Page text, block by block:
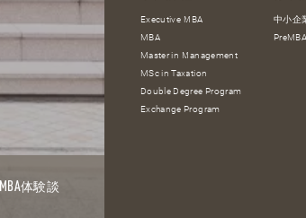
MBA体験談
Executive MBA
MBA
Master in Management
MSc in Taxation
Double Degree Program
Exchange Program
中小企